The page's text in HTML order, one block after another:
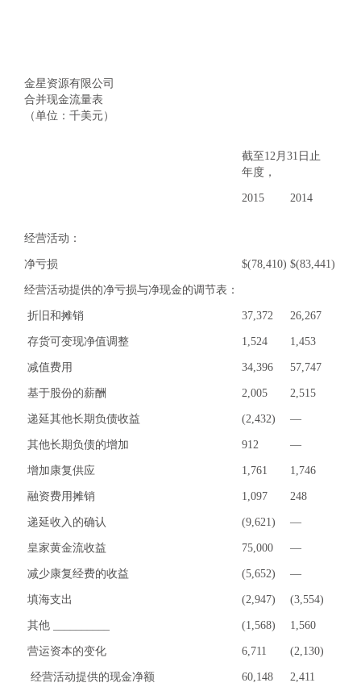
金星资源有限公司
合并现金流量表
（单位：千美元）
截至12月31日止
年度，
2015 2014
经营活动：
净亏损 $(78,410) $(83,441)
经营活动提供的净亏损与净现金的调节表：
折旧和摊销 37,372 26,267
存货可变现净值调整 1,524 1,453
减值费用 34,396 57,747
基于股份的薪酬 2,005 2,515
递延其他长期负债收益 (2,432) —
其他长期负债的增加 912 —
增加康复供应 1,761 1,746
融资费用摊销 1,097 248
递延收入的确认 (9,621) —
皇家黄金流收益 75,000 —
减少康复经费的收益 (5,652) —
填海支出 (2,947) (3,554)
其他 __________ (1,568) 1,560
营运资本的变化 6,711 (2,130)
经营活动提供的现金净额 60,148 2,411